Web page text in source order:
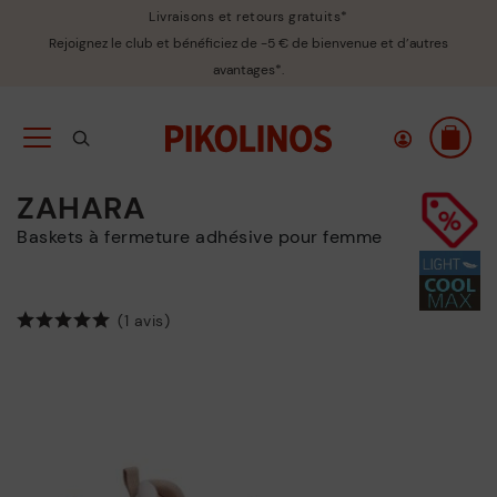
Livraisons et retours gratuits*
Rejoignez le club et bénéficiez de -5 € de bienvenue et d’autres
avantages*.
ZAHARA
Baskets à fermeture adhésive pour femme
(1 avis)